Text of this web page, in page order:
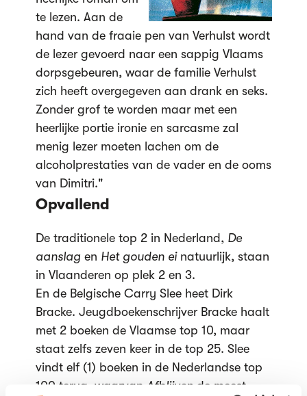
te lezen. Aan de
hand van de fraaie pen van Verhulst wordt
de lezer gevoerd naar een sappig Vlaams
dorpsgebeuren, waar de familie Verhulst
zich heeft overgegeven aan drank en seks.
Zonder grof te worden maar met een
heerlijke portie ironie en sarcasme zal
menig lezer moeten lachen om de
alcoholprestaties van de vader en de ooms
van Dimitri."
Opvallend
De traditionele top 2 in Nederland, De
aanslag en Het gouden einatuurlijk, staan
in Vlaanderen op plek 2 en 3.
En de Belgische Carry Slee heet Dirk
Bracke. Jeugdboekenschrijver Bracke haalt
met 2 boeken de Vlaamse top 10, maar
staat zelfs zeven keer in de top 25. Slee
vindt elf (1) boeken in de Nederlandse top
100 terug, waarvan Afblijven de meest